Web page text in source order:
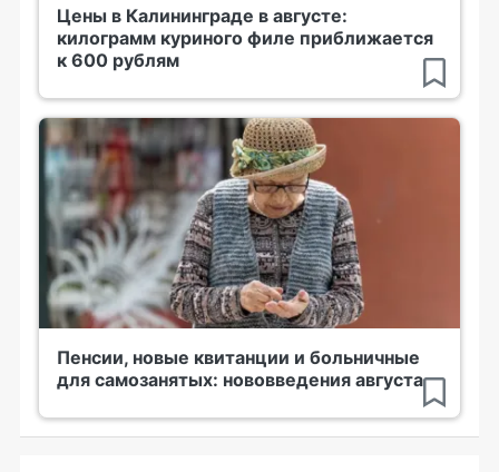
Цены в Калининграде в августе:
килограмм куриного филе приближается
к 600 рублям
Пенсии, новые квитанции и больничные
для самозанятых: нововведения августа